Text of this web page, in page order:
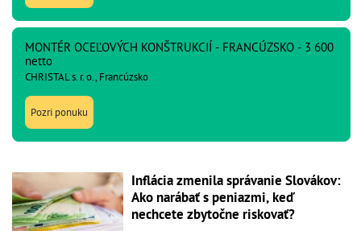
MONTÉR OCEĽOVÝCH KONŠTRUKCIÍ - FRANCÚZSKO - 3 600
netto
CHRISTAL s. r. o., Francúzsko
Pozri ponuku
Inflácia zmenila správanie Slovákov:
Ako narábať s peniazmi, keď
nechcete zbytočne riskovať?